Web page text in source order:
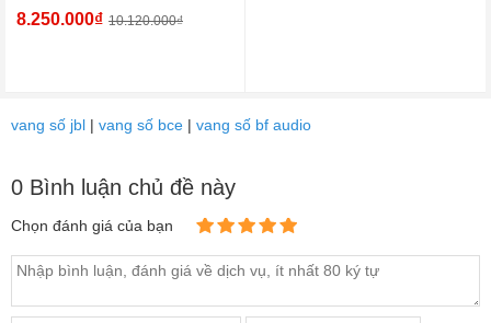
8.250.000₫ 10.120.000₫
vang số jbl | vang số bce | vang số bf audio
0 Bình luận chủ đề này
Chọn đánh giá của bạn